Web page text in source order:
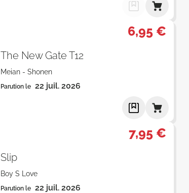
6,95 €
The New Gate T12
Meian - Shonen
Parution le 22 juil. 2026
7,95 €
Slip
Boy S Love
Parution le 22 juil. 2026